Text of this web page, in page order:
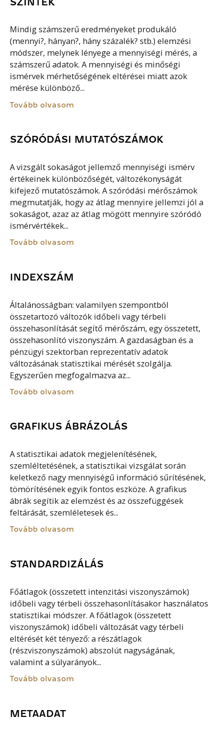
Mindig számszerű eredményeket produkáló
(mennyi?, hányan?, hány százalék? stb.) elemzési
módszer, melynek lényege a mennyiségi mérés, a
számszerű adatok. A mennyiségi és minőségi
ismérvek mérhetőségének eltérései miatt azok
mérése különböző...
Tovább olvasom
SZÓRÓDÁSI MUTATÓSZÁMOK
A vizsgált sokaságot jellemző mennyiségi ismérv
értékeinek különbözőségét, változékonyságát
kifejező mutatószámok. A szóródási mérőszámok
megmutatják, hogy az átlag mennyire jellemzi jól a
sokaságot, azaz az átlag mögött mennyire szóródó
ismérvértékek...
Tovább olvasom
INDEXSZÁM
Általánosságban: valamilyen szempontból
összetartozó változók időbeli vagy térbeli
összehasonlítását segítő mérőszám, egy összetett,
összehasonlító viszonyszám. A gazdaságban és a
pénzügyi szektorban reprezentatív adatok
változásának statisztikai mérését szolgálja.
Egyszerűen megfogalmazva az...
Tovább olvasom
GRAFIKUS ÁBRÁZOLÁS
A statisztikai adatok megjelenítésének,
szemléltetésének, a statisztikai vizsgálat során
keletkező nagy mennyiségű információ sűrítésének,
tömörítésének egyik fontos eszköze. A grafikus
ábrák segítik az elemzést és az összefüggések
feltárását, szemléletesek és...
Tovább olvasom
STANDARDIZÁLÁS
Főátlagok (összetett intenzitási viszonyszámok)
időbeli vagy térbeli összehasonlításakor használatos
statisztikai módszer. A főátlagok (összetett
viszonyszámok) időbeli változását vagy térbeli
eltérését két tényező: a részátlagok
(részviszonyszámok) abszolút nagyságának,
valamint a súlyarányok...
Tovább olvasom
METAADAT